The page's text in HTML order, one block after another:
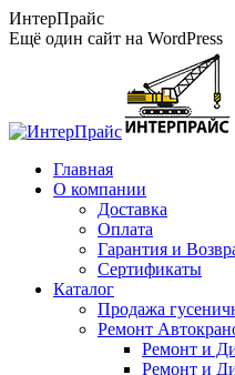
Перейти
к
ИнтерПрайс
Ещё один сайт на WordPress
Главная
О компании
Доставка
Оплата
Гарантия и
Сертификаты
Каталог
Продажа
Ремонт
Ремонт и
Ремонт и